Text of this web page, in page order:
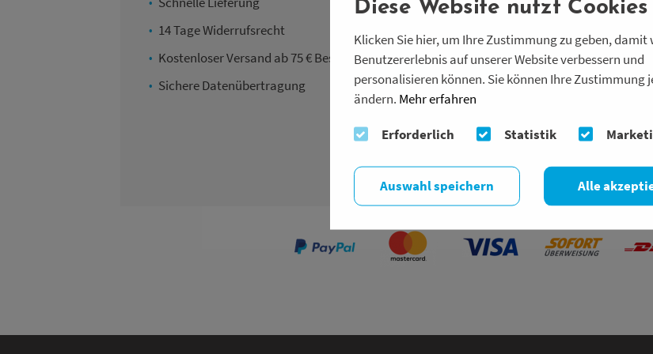
14 Tage Widerrufsrecht
Kostenloser Versand ab 75 € Bestellwert
Sichere Datenübertragung
Sofort Überweisung (nicht für
Mietpakete)
SEPA-Lastschrift (nur für Mietpakete)
Die Abwicklung erfolgt über unseren
Diese Website nutzt Cookies
Klicken Sie hier, um Ihre Zustimmung zu geben, damit
Benutzererlebnis auf unserer Website verbessern und
personalisieren können. Sie können Ihre Zustimmung
ändern. Mehr erfahren
Erforderlich Statistik
Auswahl speichern Alle